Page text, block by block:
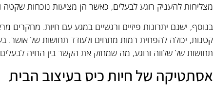
מצליחות להעניק רוגע לבעלים, כאשר הן מציעות נוכחות שקטה
בנוסף, ישנם יתרונות פיזיים ורגשיים במגע עם חיות. מחקרים
קטנות, יכולה להפחית רמות מתחים ולעודד תחושות של אושר.
תחושות של שלווה ורוגע, מה שמחזק את הקשר בין החיה
אסתטיקה של חיות כיס בעיצוב הבית